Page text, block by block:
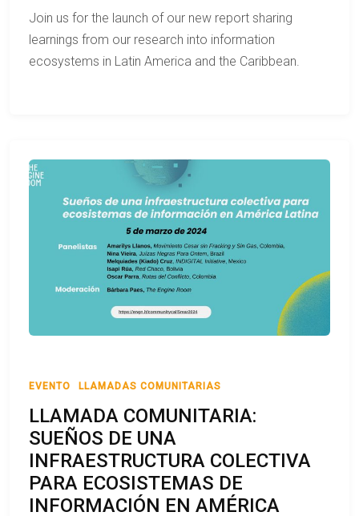
Join us for the launch of our new report sharing
learnings from our research into information
ecosystems in Latin America and the Caribbean.
EVENTO LLAMADAS COMUNITARIAS
LLAMADA COMUNITARIA:
SUEÑOS DE UNA
INFRAESTRUCTURA COLECTIVA
PARA ECOSISTEMAS DE
INFORMACIÓN EN AMÉRICA